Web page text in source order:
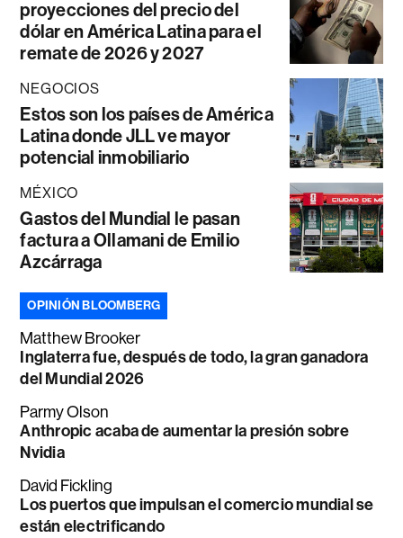
proyecciones del precio del
dólar en América Latina para el
remate de 2026 y 2027
NEGOCIOS
Estos son los países de América
Latina donde JLL ve mayor
potencial inmobiliario
MÉXICO
Gastos del Mundial le pasan
factura a Ollamani de Emilio
Azcárraga
OPINIÓN BLOOMBERG
Matthew Brooker
Inglaterra fue, después de todo, la gran ganadora
del Mundial 2026
Parmy Olson
Anthropic acaba de aumentar la presión sobre
Nvidia
David Fickling
Los puertos que impulsan el comercio mundial se
están electrificando